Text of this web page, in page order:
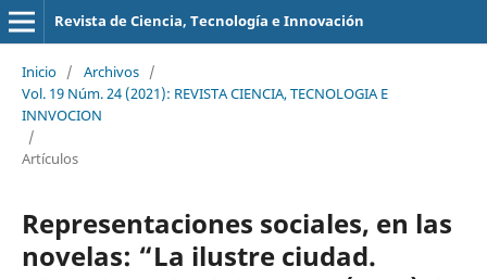
Revista de Ciencia, Tecnología e Innovación
Inicio / Archivos /
Vol. 19 Núm. 24 (2021): REVISTA CIENCIA, TECNOLOGIA E
INNVOCION
/
Artículos
Representaciones sociales, en las
novelas: “La ilustre ciudad.